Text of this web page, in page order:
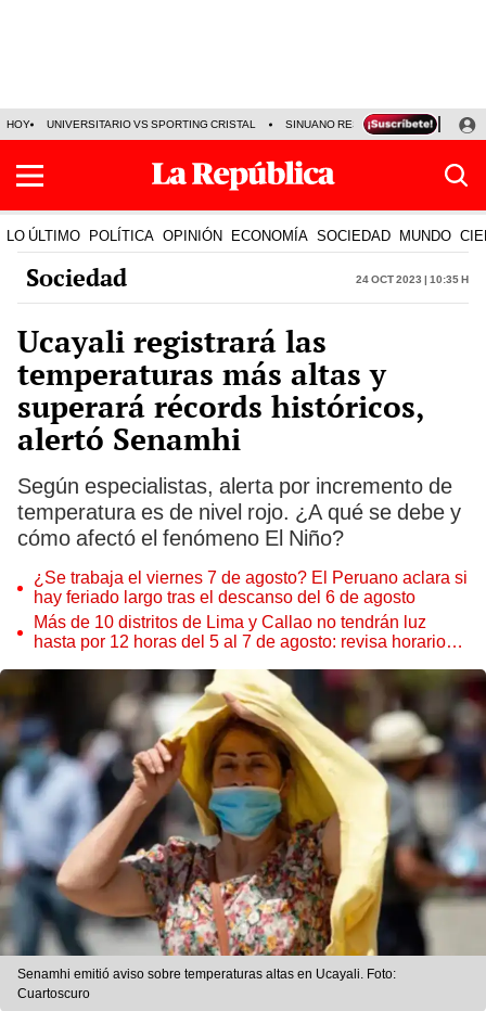
HOY UNIVERSITARIO VS SPORTING CRISTAL SINUANO RESULTADOS HOY
LO ÚLTIMO POLÍTICA OPINIÓN ECONOMÍA SOCIEDAD MUNDO
Sociedad 24 Oct 2023 | 10:35 h
Ucayali registrará las
temperaturas más altas y
superará récords históricos,
alertó Senamhi
Según especialistas, alerta por incremento de
temperatura es de nivel rojo. ¿A qué se debe y
cómo afectó el fenómeno El Niño?
¿Se trabaja el viernes 7 de agosto? El Peruano aclara si
hay feriado largo tras el descanso del 6 de agosto
Más de 10 distritos de Lima y Callao no tendrán luz
hasta por 12 horas del 5 al 7 de agosto: revisa horarios y
Senamhi emitió aviso sobre temperaturas altas en Ucayali. Foto:
Cuartoscuro